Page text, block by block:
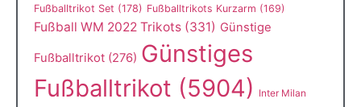
Fußballtrikot Set (178) Fußballtrikots Kurzarm (169)
Fußball WM 2022 Trikots (331) Günstige
Fußballtrikot (276) Günstiges
Fußballtrikot (5904) Inter Milan